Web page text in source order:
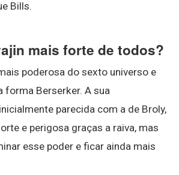
Bills.
mais forte de todos?
poderosa do sexto universo e
forma Berserker. A sua
parecida com a de Broly,
e perigosa graças a raiva, mas
esse poder e ficar ainda mais